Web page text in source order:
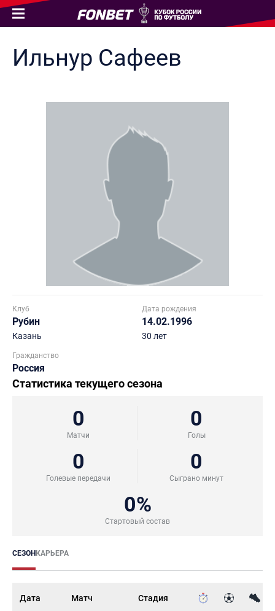
Ильнур Сафеев
Клуб
Рубин
Казань
Дата рождения
14.02.1996
30 лет
Гражданство
Россия
Статистика текущего сезона
0
Матчи
0
Голы
0
Голевые передачи
0
Сыграно минут
0%
Стартовый состав
СЕЗОНКАРЬЕРА
Дата Матч Стадия